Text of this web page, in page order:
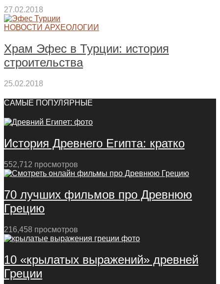
27.02.2018
НОВОСТИ АРХЕОЛОГИИ
Храм Эфес в Турции: история
строительства
25.02.2018
САМЫЕ ПОПУЛЯРНЫЕ
История Древнего Египта: кратко
552,712 просмотров
70 лучших фильмов про Древнюю
Грецию
216,458 просмотров
10 «крылатых выражений» древней
Греции